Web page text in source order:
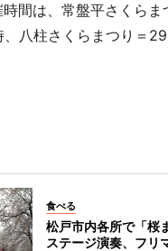
間は、常盤平さくらま
、八柱さくらまつり＝
食べる
松戸市内各所で「桜
ステージ演奏、フリ